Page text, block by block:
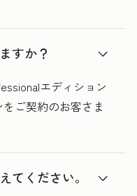
すか？
エディション
ご契約のお客さま
てください。